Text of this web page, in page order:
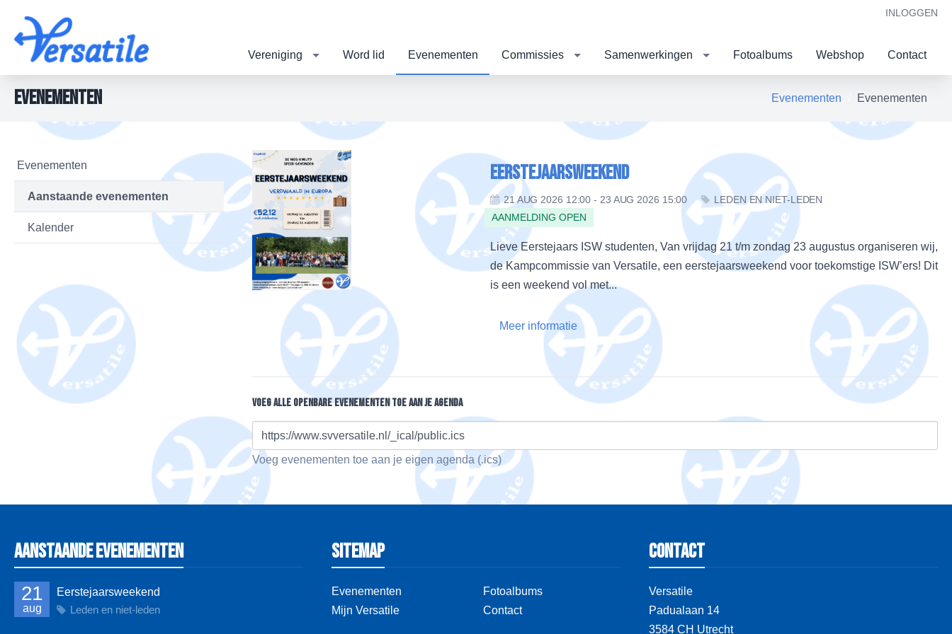
INLOGGEN
Vereniging Word lid Evenementen Commissies Samenwerkingen Fotoalbums Webshop Contact
Evenementen Evenementen
Evenementen
Evenementen
Aanstaande evenementen
Kalender
Eerstejaarsweekend
21 AUG 2026 12:00 - 23 AUG 2026 15:00
LEDEN EN NIET-LEDEN
AANMELDING OPEN
Lieve Eerstejaars ISW studenten, Van vrijdag 21 t/m zondag 23 augustus organiseren wij,
de Kampcommissie van Versatile, een eerstejaarsweekend voor toekomstige ISW’ers! Dit
is een weekend vol met...
Meer informatie
Voeg alle openbare evenementen toe aan je agenda
https://www.svversatile.nl/_ical/public.ics
Voeg evenementen toe aan je eigen agenda (.ics)
Aanstaande evenementen
21
aug
Eerstejaarsweekend
Leden en niet-leden
Sitemap
Evenementen
Mijn Versatile
Fotoalbums
Contact
Contact
Versatile
Padualaan 14
3584 CH Utrecht